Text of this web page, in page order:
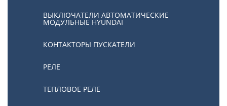
ВЫКЛЮЧАТЕЛИ АВТОМАТИЧЕСКИЕ
МОДУЛЬНЫЕ HYUNDAI
КОНТАКТОРЫ ПУСКАТЕЛИ
РЕЛЕ
ТЕПЛОВОЕ РЕЛЕ